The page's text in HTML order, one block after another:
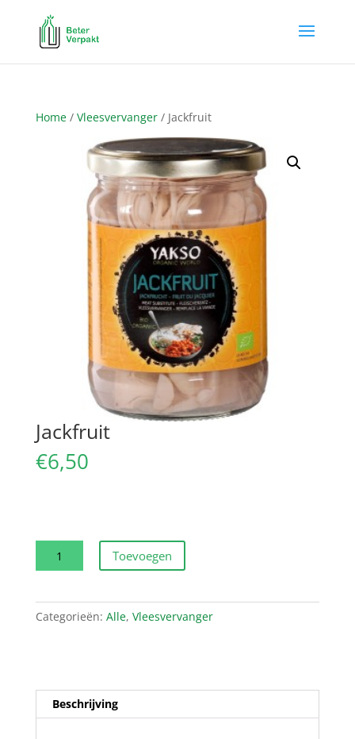
Home/ Vleesvervanger/ Jackfruit
Jackfruit
€6,50
Jackfruit
aantal
Toevoegen
Categorieën: Alle, Vleesvervanger
Beschrijving